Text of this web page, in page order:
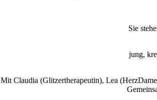
Sie
jung,
Mit Claudia (Glitzertherapeutin), Lea